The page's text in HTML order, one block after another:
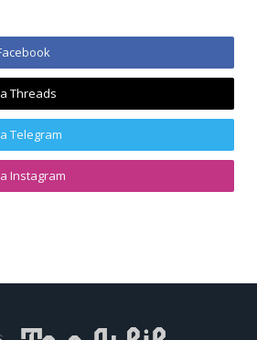
Threads
Telegram
Instagram